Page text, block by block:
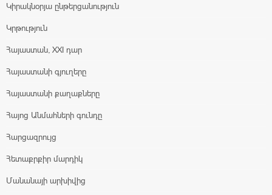
Կիրակնօրյա ընթերցանություն
Կրթություն
Հայաստան, XXI դար
Հայաստանի գյուղերը
Հայաստանի քաղաքները
Հայոց Անմահների գունդը
Հարցազրույց
Հետաքրքիր մարդիկ
Մանանայի արխիվից